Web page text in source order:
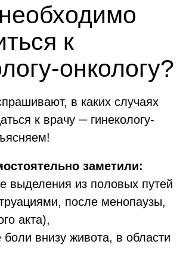
к
онкологу?
в каких случаях
к врачу ─ гинекологу-
заметили:
выделения из половых путей
после менопаузы,
акта),
внизу живота, в области